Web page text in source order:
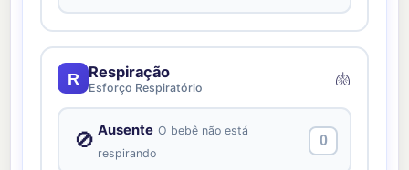
R Respiração
Esforço Respiratório 🫁
🚫 Ausente O bebê não está
respirando
0